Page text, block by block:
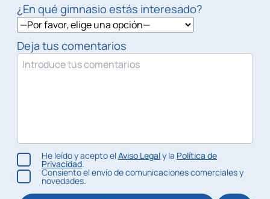
¿En qué gimnasio estás interesado?
Deja tus comentarios
He leído y acepto elAviso Legaly la Política de
Privacidad.
Consiento el envío de comunicaciones comerciales y
novedades.